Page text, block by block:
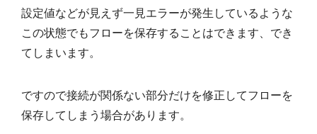
設定値などが見えず一見エラーが発生しているような
この状態でもフローを保存することはできます、でき
てしまいます。
ですので接続が関係ない部分だけを修正してフローを
保存してしまう場合があります。